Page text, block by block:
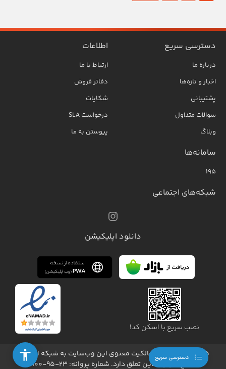
دسترسی سریع
درباره ما
اخبار و تازه‌ها
پشتیبانی
سوالات متداول
وبلاگ
اطلاعات
ارتباط با ما
دفاتر فروش
شکایات
درخواست SLA
پیوستن به ما
سامانه‌ها
۱۹۵
شبکه‌های اجتماعی
دانلود اپلیکیشن
نصب سریع با اسکن کد!
1405 - کلیه حقوق مالکیت معنوی این وب‌سایت به شبکه اینترنت
خلیج فارس آنلاین تعلق دارد. شماره پروانه: ۲۳-۹۵-۱۰۰
دسترسی سریع